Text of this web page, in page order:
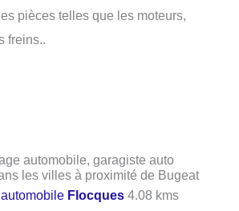
pièces telles que les moteurs,
freins..
automobile, garagiste auto
les villes à proximité de Bugeat
Flocques 4.08 kms